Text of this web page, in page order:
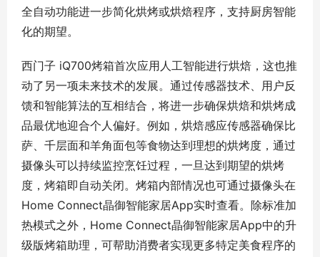
全自动功能进一步简化烘烤或烘焙程序，支持厨房智能
化的期望。
西门子 iQ700烤箱首次应用人工智能进行烘焙，这也推
动了另一项未来技术的发展。通过传感器技术、用户反
馈和智能算法的互相结合，将进一步确保烘焙和烘烤成
品最优地迎合个人偏好。例如，烘焙感应传感器确保比
萨、千层面和羊角面包等食物达到理想的烘烤度，通过
摄像头可以持续监控烹饪过程，一旦达到期望的烘烤
度，烤箱即自动关闭。烤箱内部情况也可通过摄像头在
Home Connect晶御智能家居App实时查看。除标准加
热模式之外，Home Connect晶御智能家居App中的升
级版烤箱助理，可帮助消费者实现更多特定美食程序的